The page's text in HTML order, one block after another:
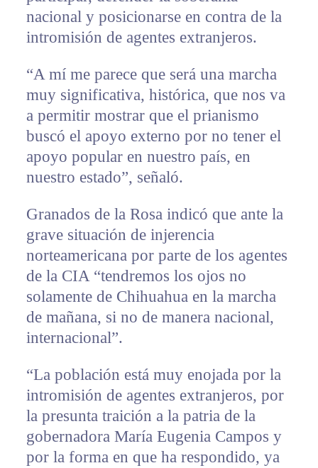
nacional y posicionarse en contra de la
intromisión de agentes extranjeros.
“A mí me parece que será una marcha
muy significativa, histórica, que nos va
a permitir mostrar que el prianismo
buscó el apoyo externo por no tener el
apoyo popular en nuestro país, en
nuestro estado”, señaló.
Granados de la Rosa indicó que ante la
grave situación de injerencia
norteamericana por parte de los agentes
de la CIA “tendremos los ojos no
solamente de Chihuahua en la marcha
de mañana, si no de manera nacional,
internacional”.
“La población está muy enojada por la
intromisión de agentes extranjeros, por
la presunta traición a la patria de la
gobernadora María Eugenia Campos y
por la forma en que ha respondido, ya